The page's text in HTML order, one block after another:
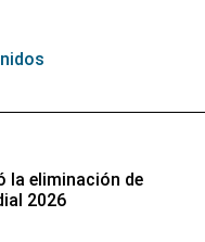
la eliminación de
2026